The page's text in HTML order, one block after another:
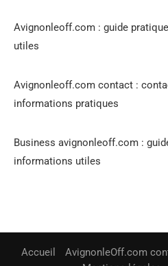
Avignonleoff.com : guide
utiles
Avignonleoff.com contact :
informations pratiques
Business avignonleoff.com :
informations utiles
Accueil AvignonleOff.com